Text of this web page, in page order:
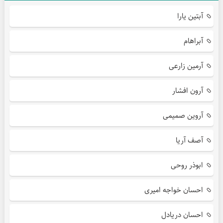
آبتین یارا
آبراهام
آرمین زارعی
آرون افشار
آروین صمیمی
آصف آریا
ابوذر روحی
احسان خواجه امیری
احسان دریادل